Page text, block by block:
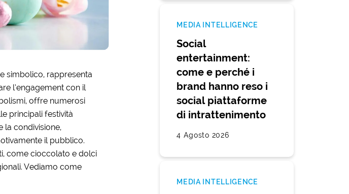
simbolico, rappresenta
l’engagement con il
offre numerosi
principali festività
la condivisione,
il pubblico.
come cioccolato e dolci
Vediamo come
MEDIA INTELLIGENCE
Social
entertainment:
come e perché i
brand hanno reso i
social piattaforme
di intrattenimento
4 Agosto 2026
MEDIA INTELLIGENCE